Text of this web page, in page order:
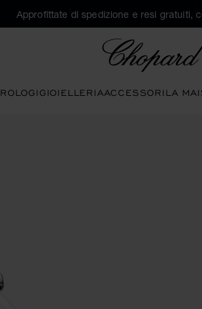
Approfittate di spedizione e resi gratuiti,
GIOIELLERIAACCESSORILA